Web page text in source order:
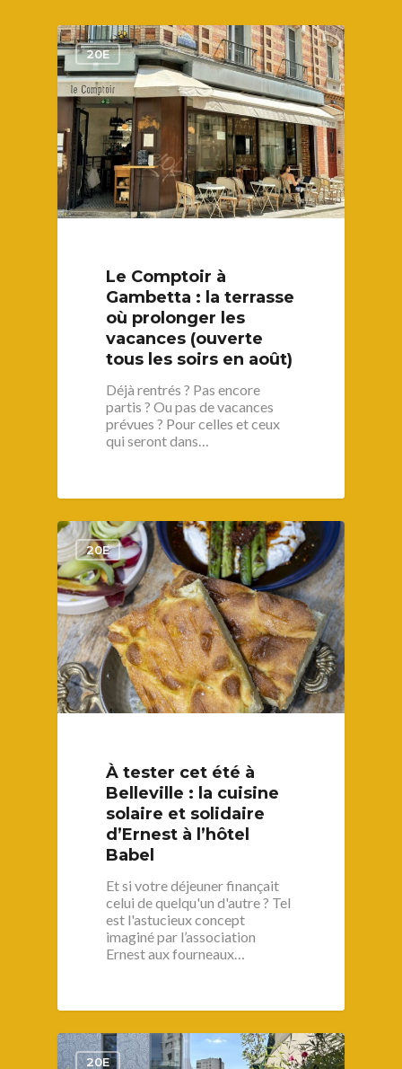
20E
Le Comptoir à
Gambetta : la terrasse
où prolonger les
vacances (ouverte
tous les soirs en août)
Déjà rentrés ? Pas encore
partis ? Ou pas de vacances
prévues ? Pour celles et ceux
qui seront dans…
1
20E
À tester cet été à
Belleville : la cuisine
solaire et solidaire
d’Ernest à l’hôtel
Babel
Et si votre déjeuner finançait
celui de quelqu'un d'autre ? Tel
est l'astucieux concept
imaginé par l’association
Ernest aux fourneaux…
1
20E
1